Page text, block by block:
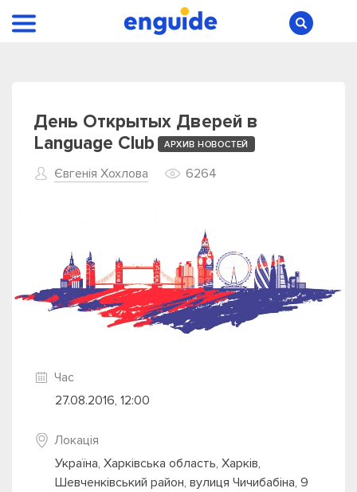
День Открытых Дверей в
Language Club
АРХИВ НОВОСТЕЙ
Євгенія Хохлова 6264
Час
27.08.2016, 12:00
Локація
Україна, Харківська область, Харків,
Шевченківський район, вулиця Чичибабіна, 9